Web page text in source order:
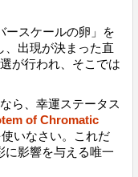
ースケールの卵」を
、出現が決まった直
が行われ、そこでは
ら、幸運ステータス
of Chromatic
使いなさい。これだ
に影響を与える唯一